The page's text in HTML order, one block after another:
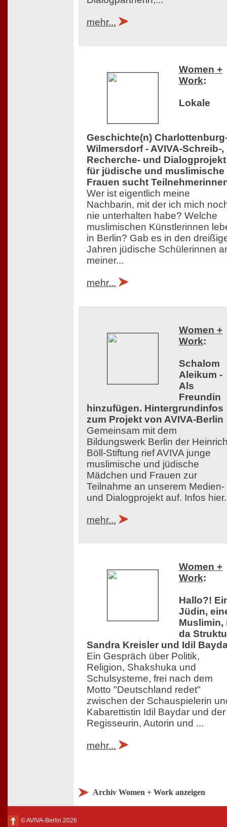
mehr...
Women +
Work:
Lokale
Geschichte(n)
Wilmersdorf - AVIVA-Schreib-,
Recherche- und Dialogprojekt
für jüdische und muslimische
Frauen sucht
Wer ist eigentlich meine
Nachbarin, mit der ich mich
nie unterhalten habe? Welche
muslimischen Künstlerinnen
in Berlin? Gab es in den
Jahren jüdische Schülerinnen
meiner...
mehr...
Women +
Work:
Schalom
Aleikum -
Als
Freundin
hinzufügen. Hintergrundinfos
zum Projekt von AVIVA-Berlin
Gemeinsam mit dem
Bildungswerk Berlin der
Böll-Stiftung rief AVIVA junge
muslimische und jüdische
Mädchen und Frauen zur
Teilnahme an unserem Medien-
und Dialogprojekt auf. Infos
mehr...
Women +
Work:
Hallo?!
Jüdin,
Muslimin,
da
Sandra Kreisler und Idil
Ein Gespräch über Politik,
Religion, Shakshuka und
Schulsysteme, frei nach dem
Motto "Deutschland redet"
zwischen der Schauspielerin
Kabarettistin Idil Baydar und der
Regisseurin, Autorin und ...
mehr...
Archiv Women + Work anzeigen
© AVIVA-Berlin 2026